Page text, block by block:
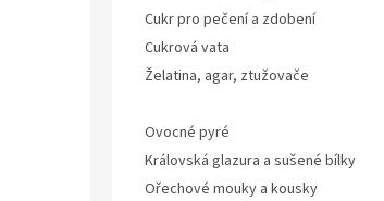
Cukr pro pečení a zdobení
Cukrová vata
Želatina, agar, ztužovače
Ovocné pyré
Královská glazura a sušené bílky
Ořechové mouky a kousky